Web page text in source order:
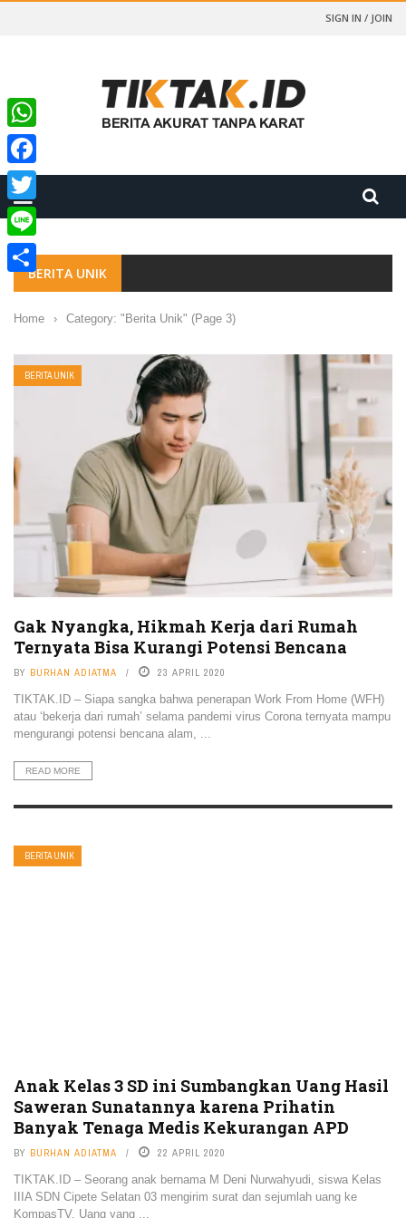
SIGN IN / JOIN
BERITA UNIK
Home › Category: "Berita Unik" (Page 3)
BERITA UNIK
Gak Nyangka, Hikmah Kerja dari Rumah
Ternyata Bisa Kurangi Potensi Bencana
BY BURHAN ADIATMA 23 APRIL 2020
TIKTAK.ID – Siapa sangka bahwa penerapan Work From Home (WFH)
atau ‘bekerja dari rumah’ selama pandemi virus Corona ternyata mampu
mengurangi potensi bencana alam, ...
READ MORE
BERITA UNIK
Anak Kelas 3 SD ini Sumbangkan Uang Hasil
Saweran Sunatannya karena Prihatin
Banyak Tenaga Medis Kekurangan APD
BY BURHAN ADIATMA 22 APRIL 2020
TIKTAK.ID – Seorang anak bernama M Deni Nurwahyudi, siswa Kelas
IIIA SDN Cipete Selatan 03 mengirim surat dan sejumlah uang ke
KompasTV. Uang yang ...
WhatsApp
Facebook
Twitter
Line